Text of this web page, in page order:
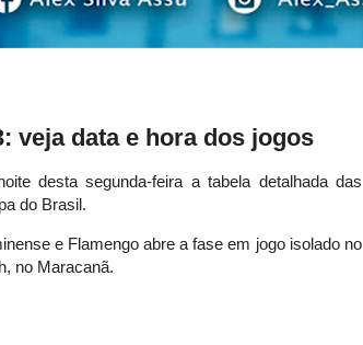
veja data e hora dos jogos
desta segunda-feira a tabela detalhada das
do Brasil.
e Flamengo abre a fase em jogo isolado no
no Maracanã.